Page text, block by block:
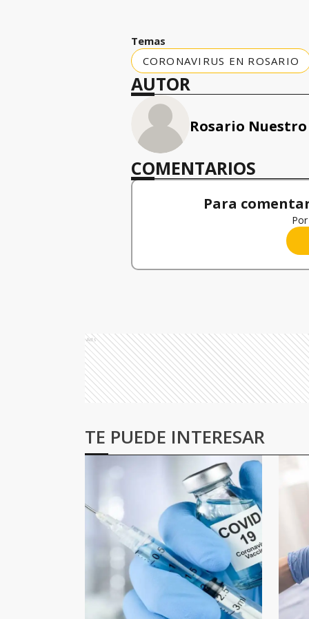
Temas
CORONAVIRUS EN ROSARIO
AUTOR
Rosario Nuestro
COMENTARIOS
Para
Ads
TE PUEDE INTERESAR